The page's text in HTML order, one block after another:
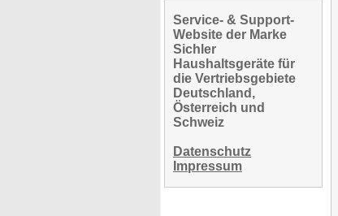
Service- & Support-
Website der Marke
Sichler
Haushaltsgeräte für
die Vertriebsgebiete
Deutschland,
Österreich und
Schweiz
Datenschutz
Impressum